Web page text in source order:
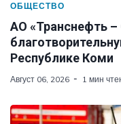
ОБЩЕСТВО
АО «Транснефть –
Республике Коми
Август 06, 2026 1 мин